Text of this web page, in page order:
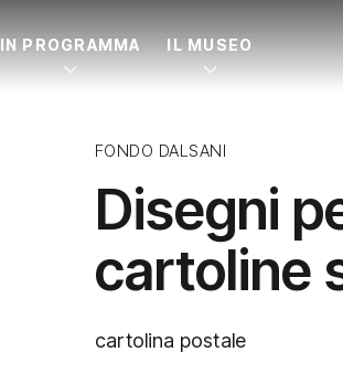
IN PROGRAMMA IL MUSEO
FONDO DALSANI
Disegni
cartoline
cartolina postale